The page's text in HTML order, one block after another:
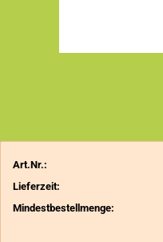
Art.Nr.:
Lieferzeit:
Mindestbestellmenge: